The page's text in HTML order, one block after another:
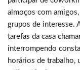
almoços com
grupos de interesse.
tarefas da casa
interrompendo
horários de trabalho,